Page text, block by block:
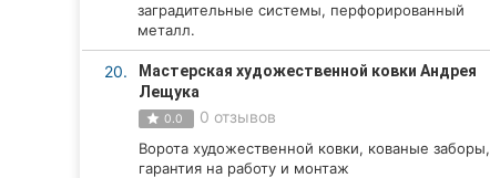
заградительные системы, перфорированный
металл.
20.
Мастерская художественной ковки Андрея
Лещука
0.0 0 отзывов
Ворота художественной ковки, кованые заборы,
гарантия на работу и монтаж